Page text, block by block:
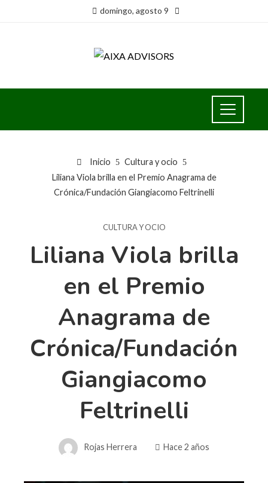
domingo, agosto 9
Inicio
Cultura y ocio
Liliana Viola brilla en el Premio Anagrama de
Crónica/Fundación Giangiacomo Feltrinelli
CULTURA Y OCIO
Liliana Viola brilla
en el Premio
Anagrama de
Crónica/Fundación
Giangiacomo
Feltrinelli
Rojas Herrera Hace 2 años